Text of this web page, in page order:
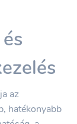
az
hatékonyabb